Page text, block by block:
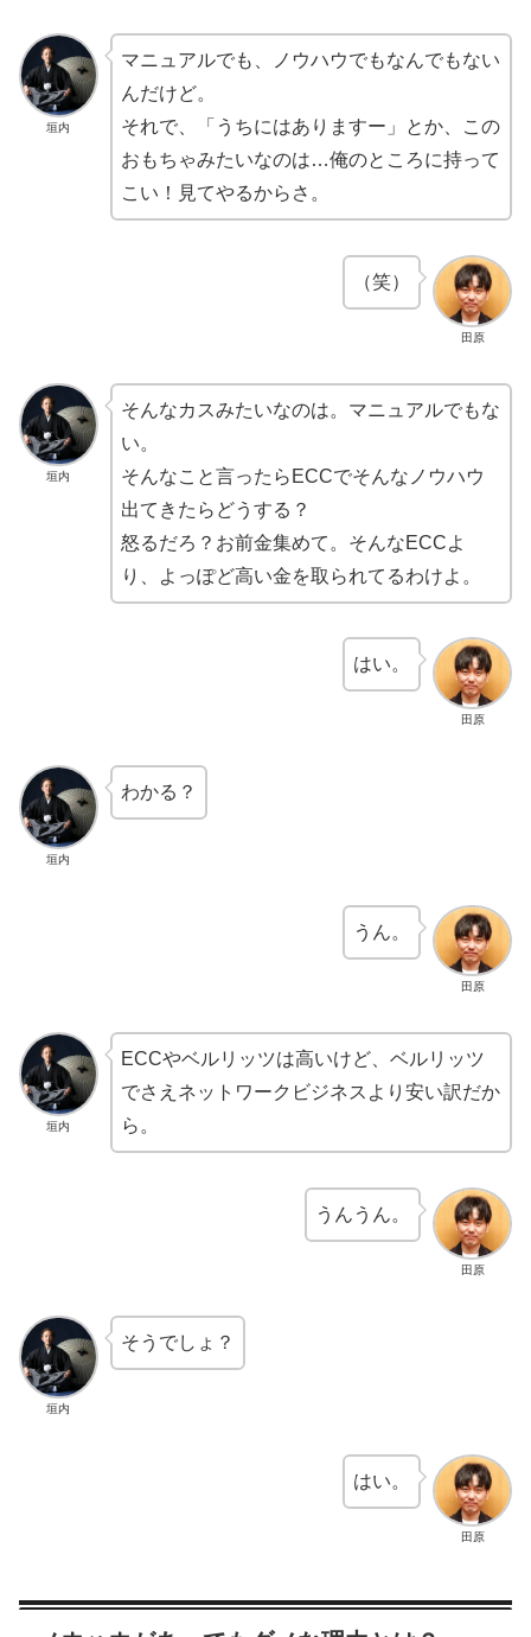
垣内
マニュアルでも、ノウハウでもなんでもない
んだけど。
それで、「うちにはありますー」とか、この
おもちゃみたいなのは…俺のところに持って
こい！見てやるからさ。
田原
（笑）
垣内
そんなカスみたいなのは。マニュアルでもな
い。
そんなこと言ったらECCでそんなノウハウ
出てきたらどうする？
怒るだろ？お前金集めて。そんなECCよ
り、よっぽど高い金を取られてるわけよ。
田原
はい。
垣内
わかる？
田原
うん。
垣内
ECCやベルリッツは高いけど、ベルリッツ
でさえネットワークビジネスより安い訳だか
ら。
田原
うんうん。
垣内
そうでしょ？
田原
はい。